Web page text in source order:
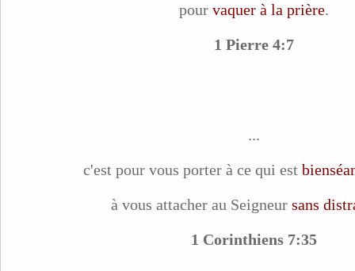
pour vaquer à la prière.
1 Pierre 4:7
...
c'est pour vous porter à ce qui est
à vous attacher au Seigneur sans
1 Corinthiens 7:35